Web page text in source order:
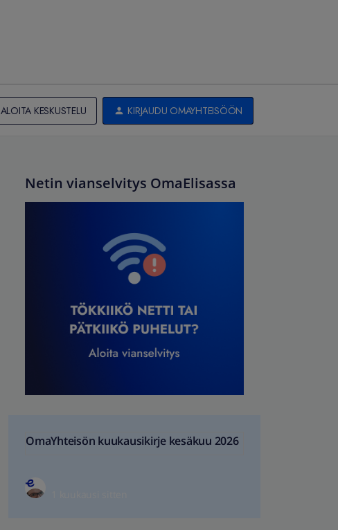
ALOITA KESKUSTELU KIRJAUDU OMAYHTEISÖÖN
Netin vianselvitys OmaElisassa
OmaYhteisön kuukausikirje kesäkuu 2026